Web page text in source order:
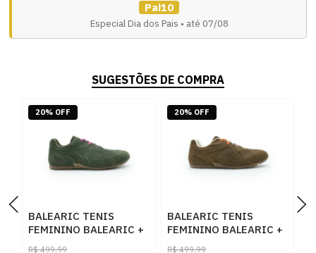
Pai10
Especial Dia dos Pais • até 07/08
SUGESTÕES DE COMPRA
BALEARIC TENIS
FEMININO BALEARIC +
MALU GAI001 GREEN
R$ 499,99
20% OFF
BALEARIC TENIS
FEMININO BALEARIC +
MALU GAI001-M02002
R$ 499,99
20% OFF